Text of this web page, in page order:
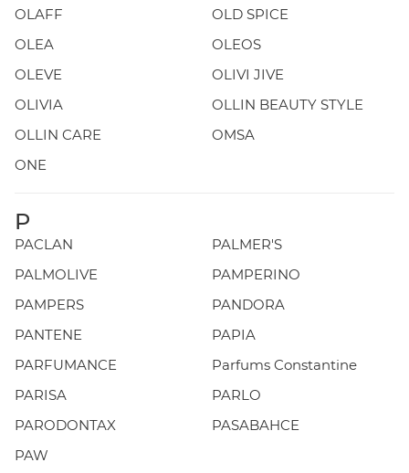
OLAFF
OLD SPICE
OLEA
OLEOS
OLEVE
OLIVI JIVE
OLIVIA
OLLIN BEAUTY STYLE
OLLIN CARE
OMSA
ONE
P
PACLAN
PALMER'S
PALMOLIVE
PAMPERINO
PAMPERS
PANDORA
PANTENE
PAPIA
PARFUMANCE
Parfums Constantine
PARISA
PARLO
PARODONTAX
PASABAHCE
PAW